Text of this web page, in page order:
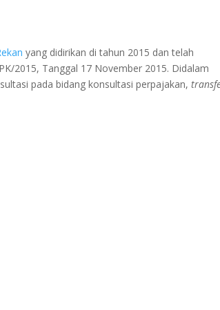
yang didirikan di tahun 2015 dan telah
2015, Tanggal 17 November 2015. Didalam
pada bidang konsultasi perpajakan,